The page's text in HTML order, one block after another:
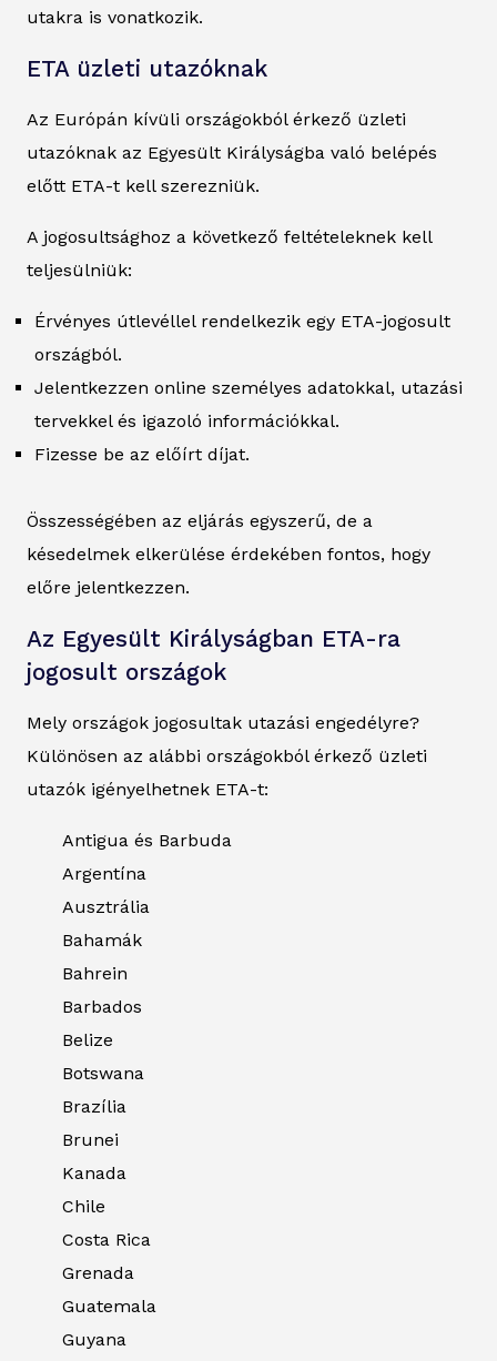
utakra is vonatkozik.
ETA üzleti utazóknak
Az Európán kívüli országokból érkező üzleti
utazóknak az Egyesült Királyságba való belépés
előtt ETA-t kell szerezniük.
A jogosultsághoz a következő feltételeknek kell
teljesülniük:
Érvényes útlevéllel rendelkezik egy ETA-jogosult
országból.
Jelentkezzen online személyes adatokkal, utazási
tervekkel és igazoló információkkal.
Fizesse be az előírt díjat.
Összességében az eljárás egyszerű, de a
késedelmek elkerülése érdekében fontos, hogy
előre jelentkezzen.
Az Egyesült Királyságban ETA-ra
jogosult országok
Mely országok jogosultak utazási engedélyre?
Különösen az alábbi országokból érkező üzleti
utazók igényelhetnek ETA-t:
Antigua és Barbuda
Argentína
Ausztrália
Bahamák
Bahrein
Barbados
Belize
Botswana
Brazília
Brunei
Kanada
Chile
Costa Rica
Grenada
Guatemala
Guyana